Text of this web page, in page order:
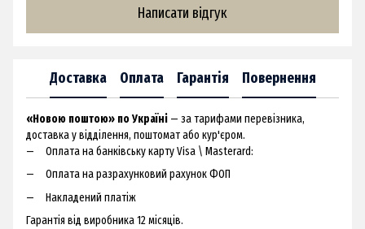
Написати відгук
Доставка Оплата Гарантія Повернення
«Новою поштою» по Україні — за тарифами перевізника,
доставка у відділення, поштомат або кур'єром.
Оплата на банківську карту Visa \ Masterard:
Оплата на разрахунковий рахунок ФОП
Накладений платіж
Гарантія від виробника 12 місяців.